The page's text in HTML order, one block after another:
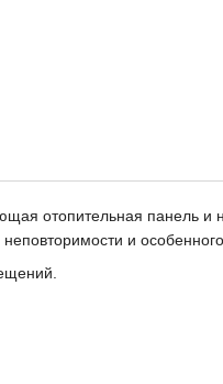
отопительная панель
и особенного